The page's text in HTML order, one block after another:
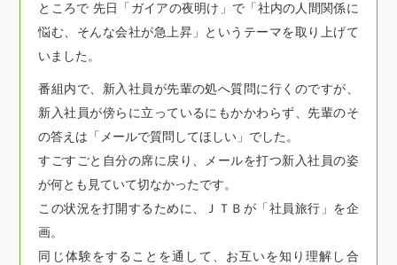
ところで 先日「ガイアの夜明け」で「社内の人間関係に
悩む、そんな会社が急上昇」というテーマを取り上げて
いました。
番組内で、新入社員が先輩の処へ質問に行くのですが、
新入社員が傍らに立っているにもかかわらず、先輩のそ
の答えは「メールで質問してほしい」でした。
すごすごと自分の席に戻り、メールを打つ新入社員の姿
が何とも見ていて切なかったです。
この状況を打開するために、ＪＴＢが「社員旅行」を企
画。
同じ体験をすることを通して、お互いを知り理解し合